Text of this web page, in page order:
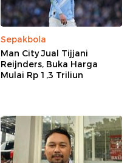
Sepakbola
Man City Jual Tijjani
Reijnders, Buka Harga
Mulai Rp 1,3 Triliun